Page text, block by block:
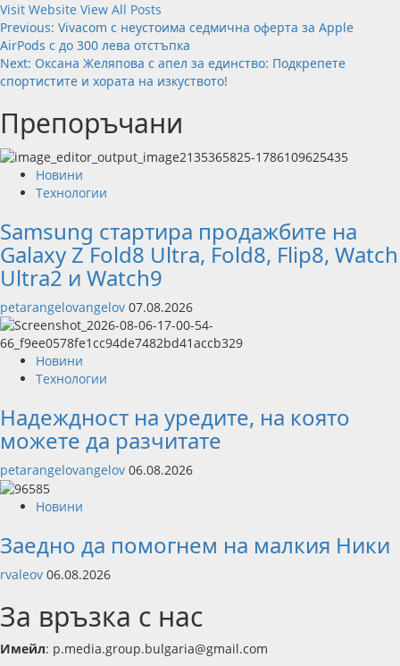
Visit Website View All Posts
Post
navigation
Previous: Vivacom с неустоима седмична оферта за Apple
AirPods с до 300 лева отстъпка
Next: Оксана Желяпова с апел за единство: Подкрепете
спортистите и хората на изкуството!
Препоръчани
Новини
Технологии
Samsung стартира продажбите на
Galaxy Z Fold8 Ultra, Fold8, Flip8, Watch
Ultra2 и Watch9
petarangelovangelov 07.08.2026
Новини
Технологии
Надеждност на уредите, на която
можете да разчитате
petarangelovangelov 06.08.2026
Новини
Заедно да помогнем на малкия Ники
rvaleov 06.08.2026
За връзка с нас
Имейл: p.media.group.bulgaria@gmail.com